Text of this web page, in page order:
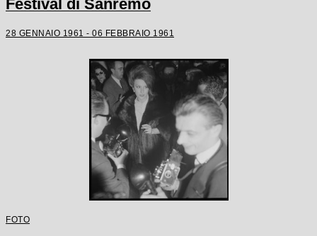
Festival di Sanremo
28 GENNAIO 1961 - 06 FEBBRAIO 1961
FOTO